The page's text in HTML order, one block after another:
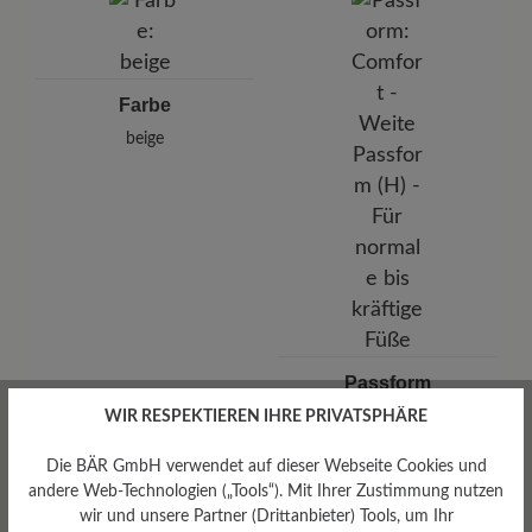
E-Mail: office@fganter.com
Farbe
beige
Passform
Comfort - Weite Passform
WIR RESPEKTIEREN IHRE PRIVATSPHÄRE
Die BÄR GmbH verwendet auf dieser Webseite Cookies und
andere Web-Technologien („Tools“). Mit Ihrer Zustimmung nutzen
wir und unsere Partner (Drittanbieter) Tools, um Ihr